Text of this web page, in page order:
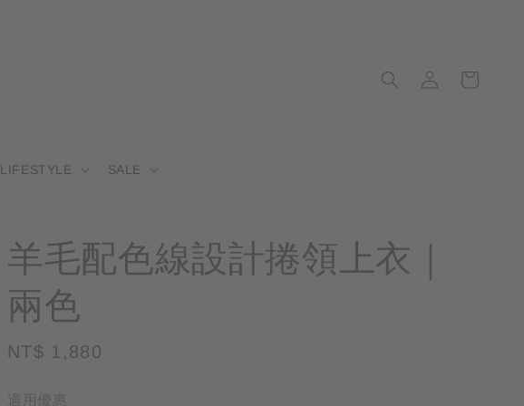
LIFESTYLE SALE
羊毛配色線設計捲領上衣｜
兩色
Regular
NT$ 1,880
適用優惠